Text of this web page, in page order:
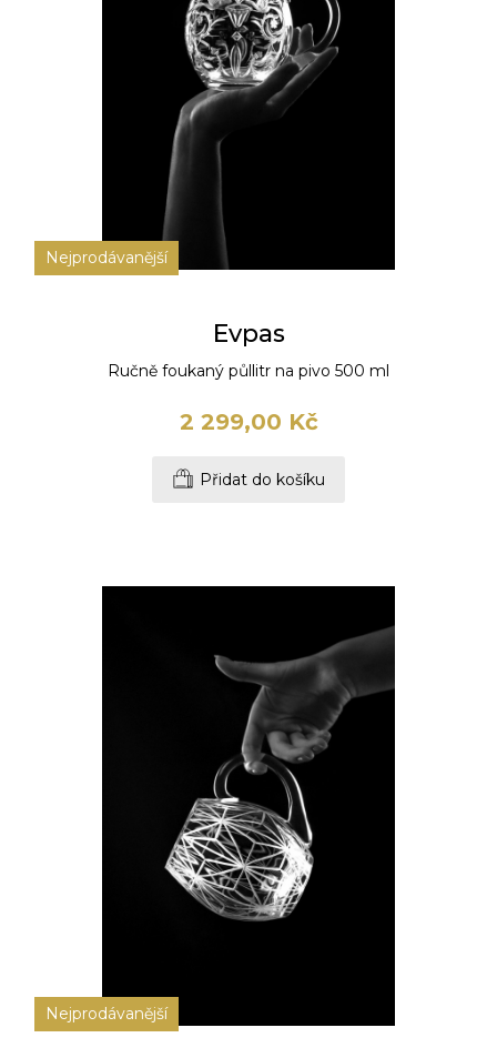
Nejprodávanější
Evpas
Ručně foukaný půllitr na pivo 500 ml
2 299,00 Kč
Přidat do košíku
Nejprodávanější